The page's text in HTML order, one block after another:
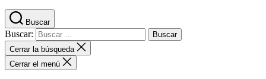
Buscar
Buscar:
Cerrar la búsqueda
Cerrar el menú